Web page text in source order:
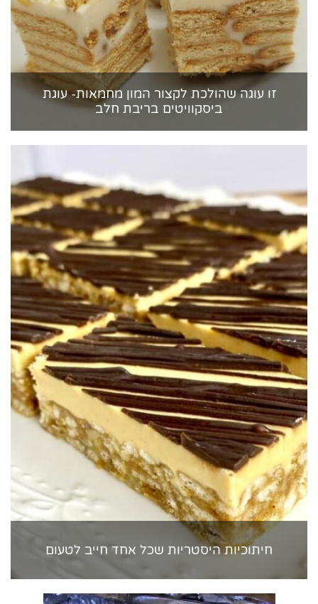
זו עוגה שהולכת לקצור המון מחמאות- עוגת
ביסקוויטים בריבת חלב
חיתוכיות היסטריות שכל אחד חייב לטעום